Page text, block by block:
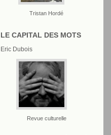
Tristan Hordé
LE CAPITAL DES MOTS
Eric Dubois
Revue culturelle